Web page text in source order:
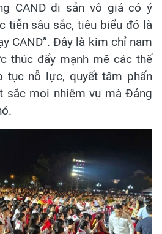
CAND di sản vô giá có ý
tiễn sâu sắc, tiêu biểu đó là
CAND”. Đây là kim chỉ nam
thúc đẩy mạnh mẽ các thế
tục nỗ lực, quyết tâm phấn
sắc mọi nhiệm vụ mà Đảng